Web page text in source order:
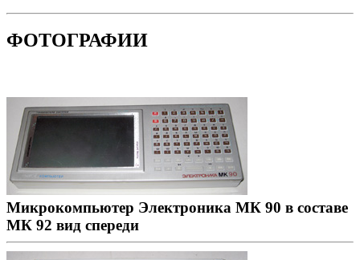
ФОТОГРАФИИ
Микрокомпьютер Электроника МК 90 в составе
МК 92 вид спереди